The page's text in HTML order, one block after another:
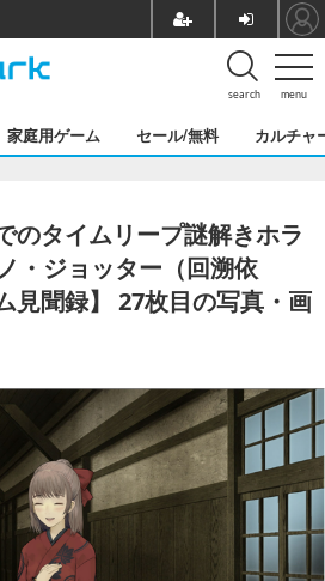
menu
search
家庭用ゲーム セール/無料 カルチャ
のタイムリープ謎解きホラ
・ジョッター（回溯依
見聞録】 27枚目の写真・画